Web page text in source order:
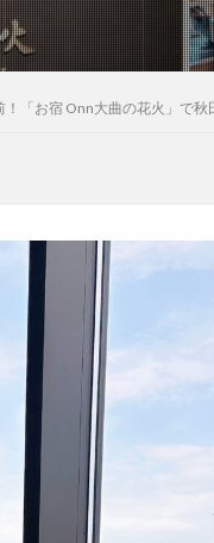
！「お宿 Onn大曲の花火」で